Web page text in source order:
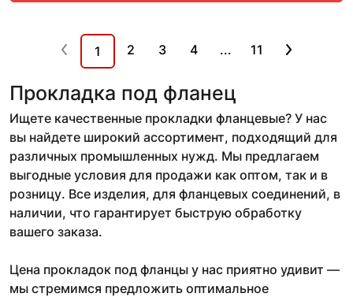
1 2 3 4 ... 11
Прокладка под фланец
Ищете качественные прокладки фланцевые? У нас
вы найдете широкий ассортимент, подходящий для
различных промышленных нужд. Мы предлагаем
выгодные условия для продажи как оптом, так и в
розницу. Все изделия, для фланцевых соединений, в
наличии, что гарантирует быструю обработку
вашего заказа.
Цена прокладок под фланцы у нас приятно удивит —
мы стремимся предложить оптимальное